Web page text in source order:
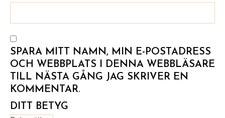
SPARA MITT NAMN, MIN E-POSTADRESS
OCH WEBBPLATS I DENNA WEBBLÄSARE
TILL NÄSTA GÅNG JAG SKRIVER EN
KOMMENTAR.
DITT BETYG